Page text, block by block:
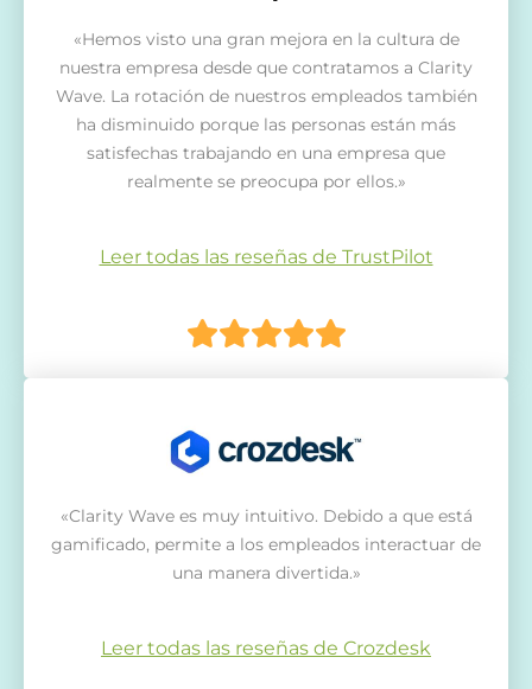
«Hemos visto una gran mejora en la cultura de
nuestra empresa desde que contratamos a Clarity
Wave. La rotación de nuestros empleados también
ha disminuido porque las personas están más
satisfechas trabajando en una empresa que
realmente se preocupa por ellos.»
Leer todas las reseñas de TrustPilot
«Clarity Wave es muy intuitivo. Debido a que está
gamificado, permite a los empleados interactuar de
una manera divertida.»
Leer todas las reseñas de Crozdesk